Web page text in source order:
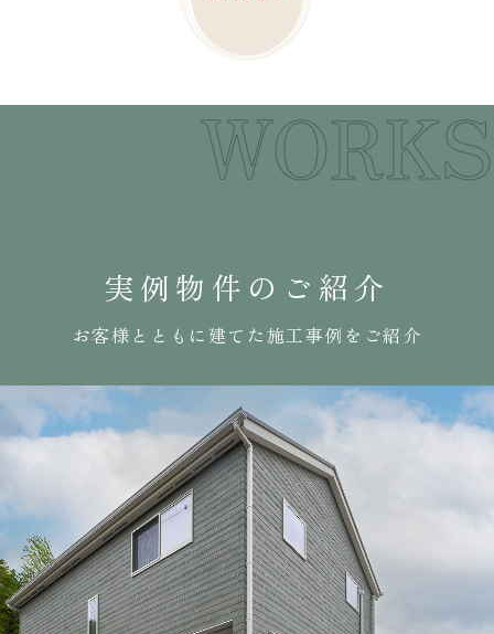
WORKS
実例物件のご紹介
お客様とともに建てた施工事例をご紹介